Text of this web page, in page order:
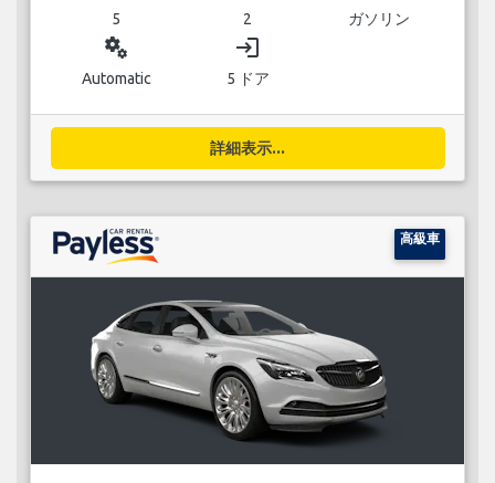
5 2 ガソリン
miscellaneous_services
Automatic
login
5 ドア
詳細表示...
高級車